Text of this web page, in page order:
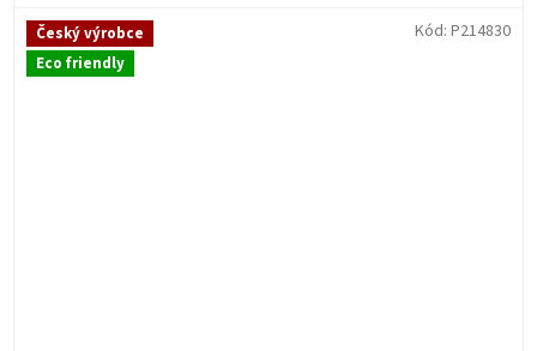
hvězdiček.
Český výrobce
Eco friendly
Kód: P214830